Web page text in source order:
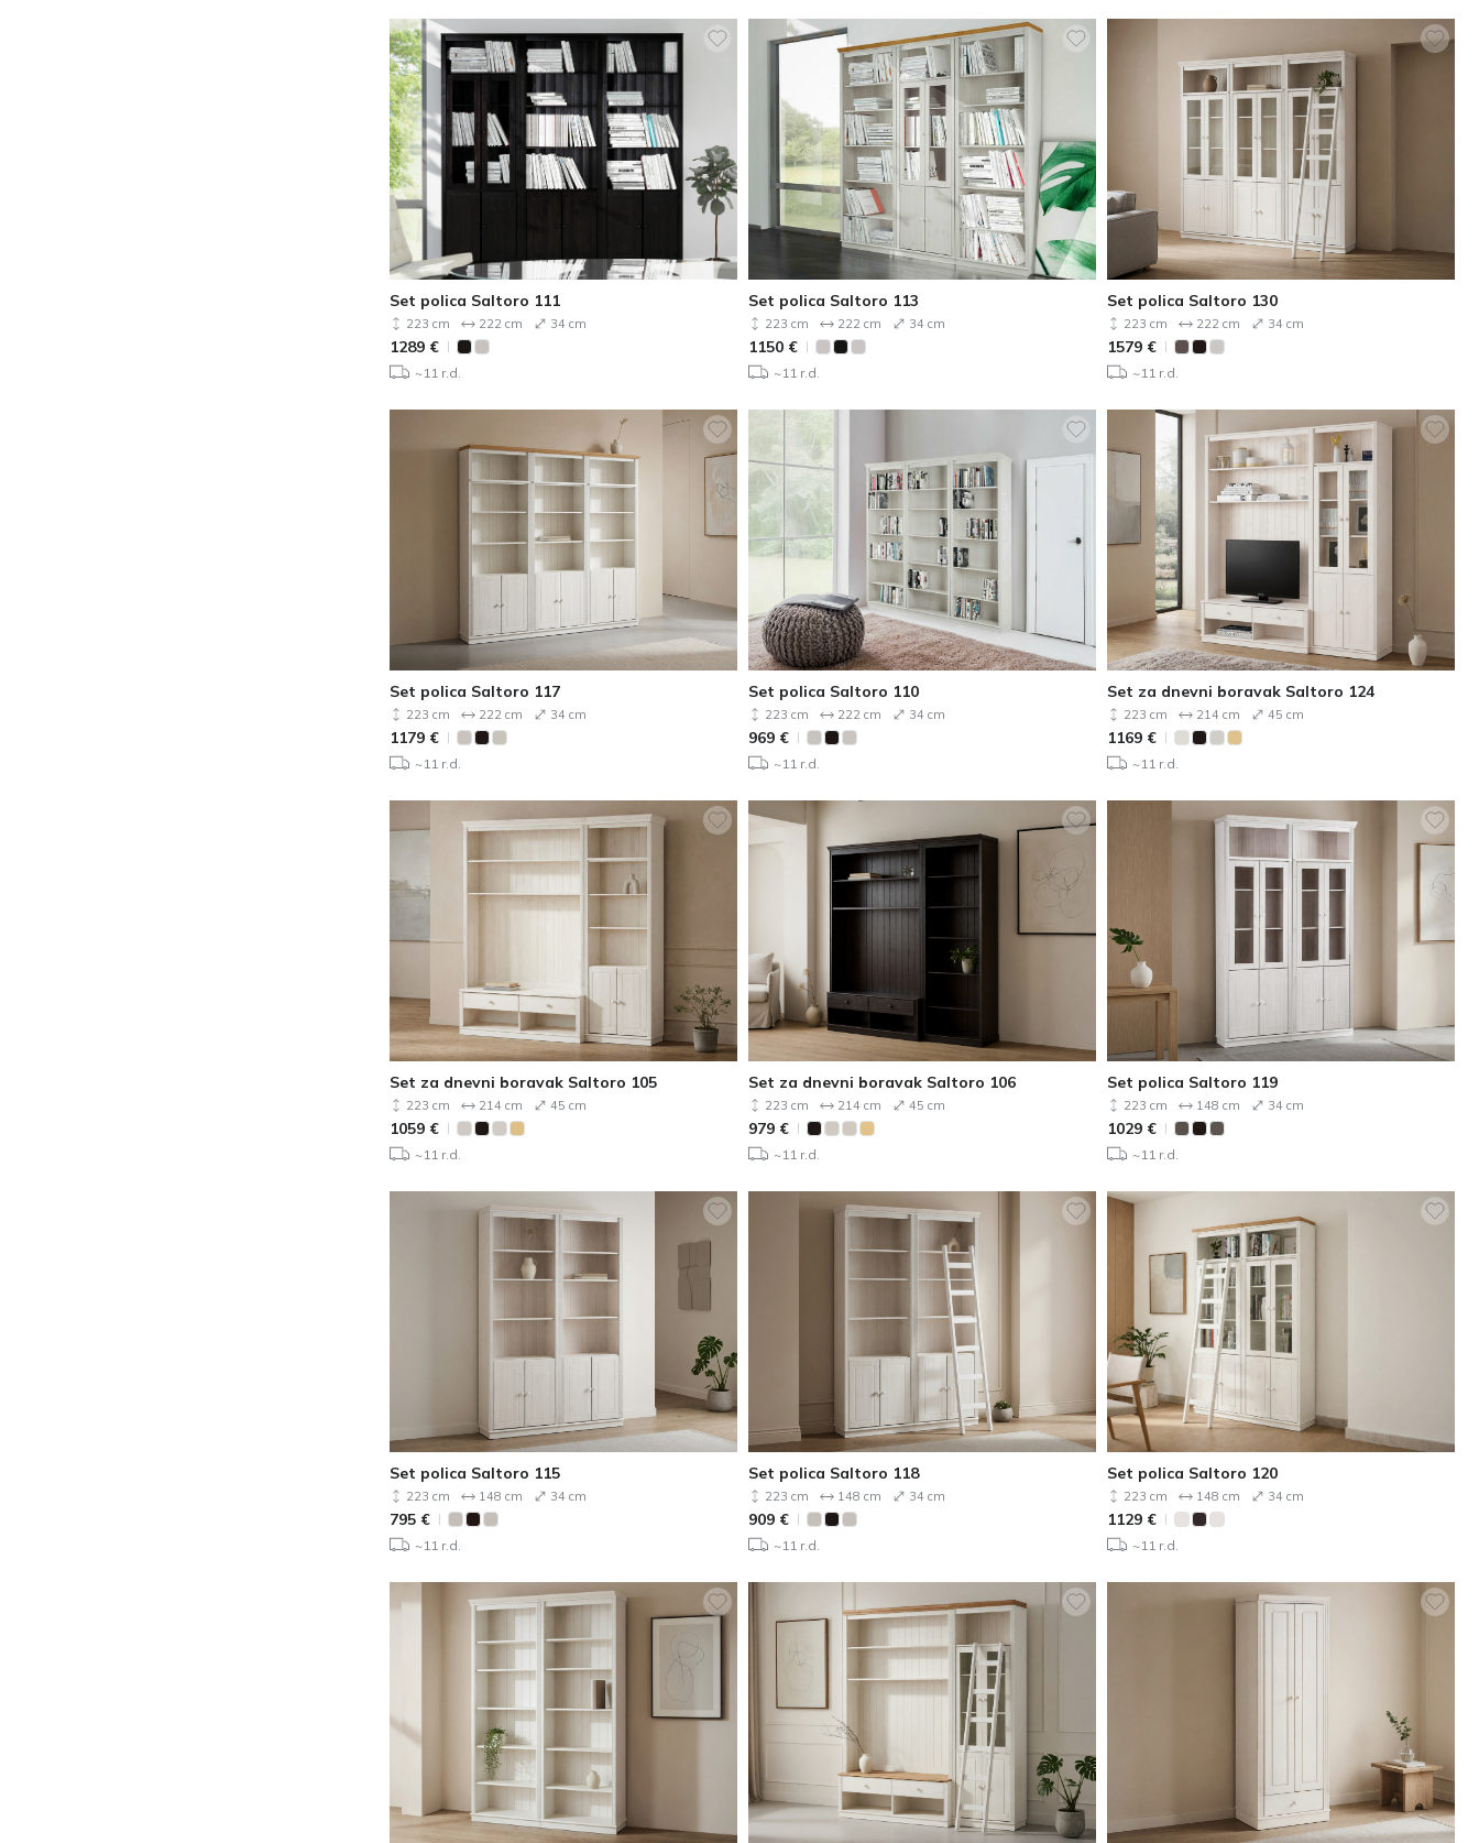
Set polica Saltoro 111
223 cm 222 cm 34 cm
1289 €
~11 r.d.
Set polica Saltoro 113
223 cm 222 cm 34 cm
1150 €
~11 r.d.
Set polica Saltoro 130
223 cm 222 cm 34 cm
1579 €
~11 r.d.
Set polica Saltoro 117
223 cm 222 cm 34 cm
1179 €
~11 r.d.
Set polica Saltoro 110
223 cm 222 cm 34 cm
969 €
~11 r.d.
Set za dnevni boravak Saltoro 124
223 cm 214 cm 45 cm
1169 €
~11 r.d.
Set za dnevni boravak Saltoro 105
223 cm 214 cm 45 cm
1059 €
~11 r.d.
Set za dnevni boravak Saltoro 106
223 cm 214 cm 45 cm
979 €
~11 r.d.
Set polica Saltoro 119
223 cm 148 cm 34 cm
1029 €
~11 r.d.
Set polica Saltoro 115
223 cm 148 cm 34 cm
795 €
~11 r.d.
Set polica Saltoro 118
223 cm 148 cm 34 cm
909 €
~11 r.d.
Set polica Saltoro 120
223 cm 148 cm 34 cm
1129 €
~11 r.d.